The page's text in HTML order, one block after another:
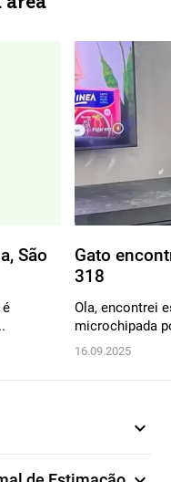
São
Gato
318
Ola, encontrei
microchipada
16.09.2025
expand_more